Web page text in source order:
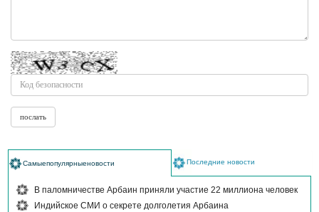
Самыепопулярныеновости Последние новости
В паломничестве Арбаин приняли участие 22 миллиона человек
Индийское СМИ о секрете долголетия Арбаина